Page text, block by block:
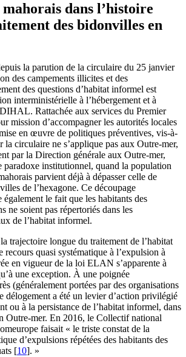
mahorais dans l’histoire
des bidonvilles en
la parution de la circulaire du 25 janvier
des campements illicites et des
des questions d’habitat informel est
interministérielle à l’hébergement et à
Rattachée aux services du Premier
mission d’accompagner les autorités locales
en œuvre de politiques préventives, vis-à-
la circulaire ne s’applique pas aux Outre-mer,
par la Direction générale aux Outre-mer,
institutionnel, quand la population
parvient déjà à dépasser celle de
de l’hexagone. Ce découpage
le fait que les habitants des
ne soient pas répertoriés dans les
de l’habitat informel.
trajectoire longue du traitement de l’habitat
quasi systématique à l’expulsion à
en vigueur de la loi ELAN s’apparente à
une exception. À une poignée
(généralement portées par des organisations
délogement a été un levier d’action privilégié
ou à la persistance de l’habitat informel, dans
Outre-mer. En 2016, le Collectif national
faisait « le triste constat de la
d’expulsions répétées des habitants des
[10]. »